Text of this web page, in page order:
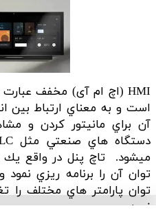
است و به معناي ارتباط بين
آن براي مانيتور كردن و
توان آن را برنامه ريزي
توان پارامتر هاي مختلف را
نمود.